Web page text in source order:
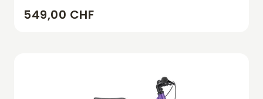
549,00 CHF